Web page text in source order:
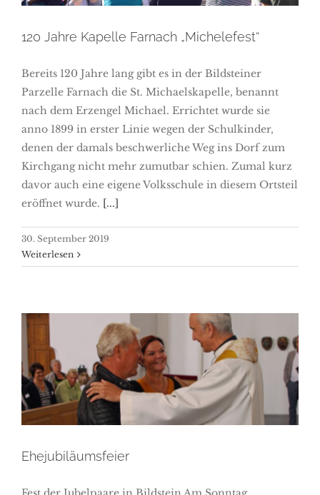
120 Jahre Kapelle Farnach „Michelefest“
Bereits 120 Jahre lang gibt es in der Bildsteiner
Parzelle Farnach die St. Michaelskapelle, benannt
nach dem Erzengel Michael. Errichtet wurde sie
anno 1899 in erster Linie wegen der Schulkinder,
denen der damals beschwerliche Weg ins Dorf zum
Kirchgang nicht mehr zumutbar schien. Zumal kurz
davor auch eine eigene Volksschule in diesem Ortsteil
eröffnet wurde. [...]
30. September 2019
Weiterlesen
Ehejubiläumsfeier
Ehejubiläumsfeier